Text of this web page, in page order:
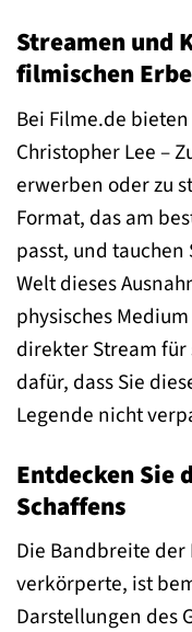
Streamen und
filmischen Erbe
Bei Filme.de
Christopher Lee –
erwerben oder zu
Format, das am
passt, und
Welt dieses
physisches
direkter Stream für
dafür, dass Sie
Legende nicht
Entdecken Sie
Schaffens
Die Bandbreite der
verkörperte, ist
Darstellungen des